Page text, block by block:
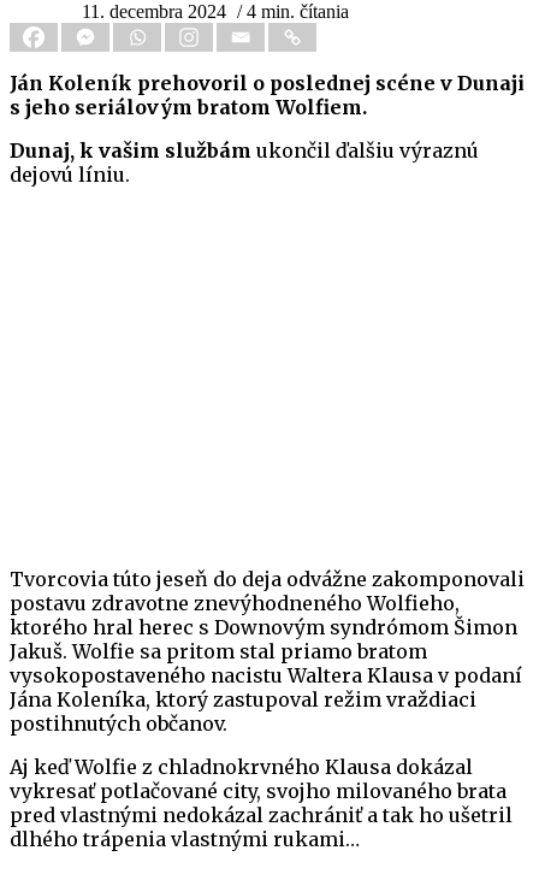
11. decembra 2024 / 4 min. čítania
Ján Koleník prehovoril o poslednej scéne v Dunaji
s jeho seriálovým bratom Wolfiem.
Dunaj, k vašim službám ukončil ďalšiu výraznú
dejovú líniu.
Tvorcovia túto jeseň do deja odvážne zakomponovali
postavu zdravotne znevýhodneného Wolfieho,
ktorého hral herec s Downovým syndrómom Šimon
Jakuš. Wolfie sa pritom stal priamo bratom
vysokopostaveného nacistu Waltera Klausa v podaní
Jána Koleníka, ktorý zastupoval režim vraždiaci
postihnutých občanov.
Aj keď Wolfie z chladnokrvného Klausa dokázal
vykresať potlačované city, svojho milovaného brata
pred vlastnými nedokázal zachrániť a tak ho ušetril
dlhého trápenia vlastnými rukami…